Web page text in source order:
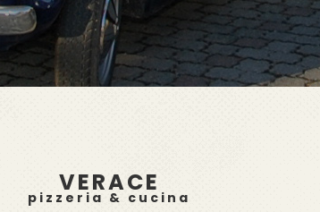
VERACE
pizzeria & cucina